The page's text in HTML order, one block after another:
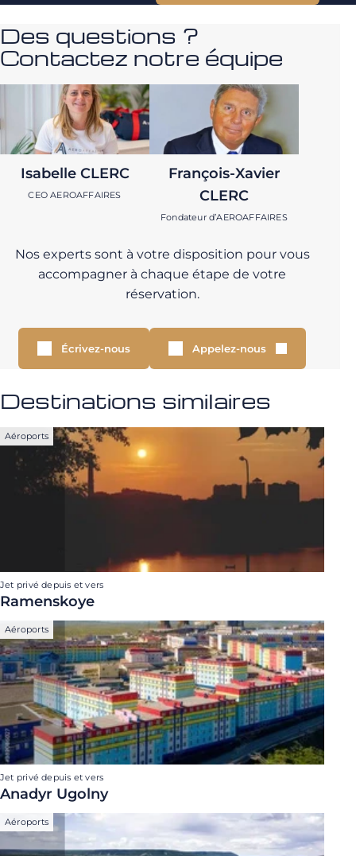
Des questions ?
Contactez notre équipe
Isabelle CLERC
CEO AEROAFFAIRES
François-Xavier
CLERC
Fondateur d’AEROAFFAIRES
Nos experts sont à votre disposition pour vous
accompagner à chaque étape de votre
réservation.
Écrivez-nous Appelez-nous
Destinations similaires
Aéroports
Jet privé depuis et vers
Ramenskoye
Aéroports
Jet privé depuis et vers
Anadyr Ugolny
Aéroports